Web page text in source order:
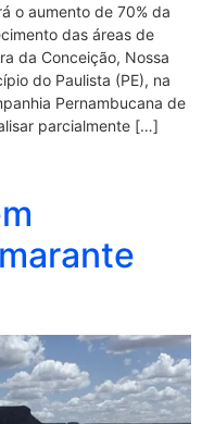
o aumento de 70% da
das áreas de
da Conceição, Nossa
do Paulista (PE), na
Pernambucana de
parcialmente […]